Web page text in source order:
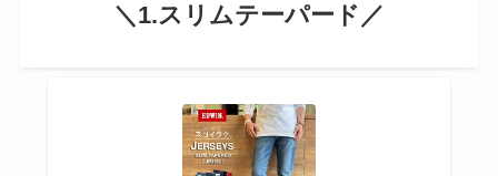
＼1.スリムテーパード／